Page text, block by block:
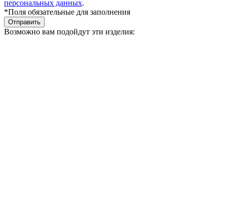
персональных данных.
*Поля обязательные для заполнения
Отправить
Возможно вам подойдут эти изделия: